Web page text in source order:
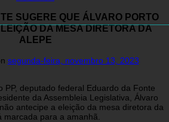
SUGERE QUE ÁLVARO PORTO
DA MESA DIRETORA DA
ALEPE
segunda-feira, novembro 13, 2023
PP, deputado federal Eduardo da Fonte
da Assembleia Legislativa, Álvaro
antecipe a eleição da mesa diretora da
marcada para a amanhã.